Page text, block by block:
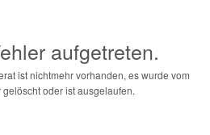
aufgetreten.
ist nichtmehr vorhanden, es wurde vom
oder ist ausgelaufen.